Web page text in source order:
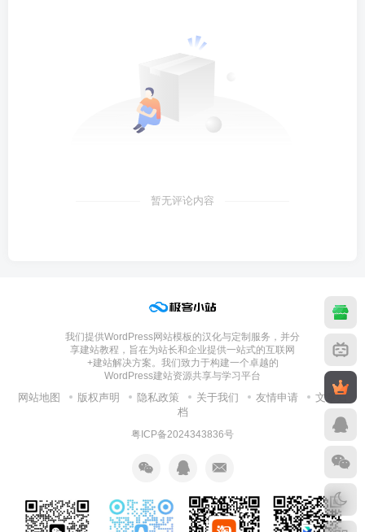
暂无评论内容
我们提供WordPress网站模板的汉化与定制服务，并分
享建站教程，旨在为站长和企业提供一站式的互联网
+建站解决方案。我们致力于构建一个卓越的
WordPress建站资源共享与学习平台
网站地图 版权声明 隐私政策 关于我们 友情申请
文章归
档
粤ICP备2024343836号